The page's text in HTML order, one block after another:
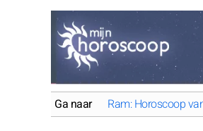
Ga naar Ram: Horoscoop